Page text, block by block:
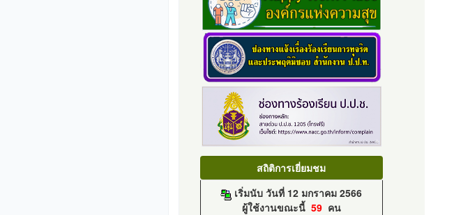
สถิติการเยี่ยมชม
เริ่มนับ วันที่ 12 มกราคม 2566
ผู้ใช้งานขณะนี้ 59คน